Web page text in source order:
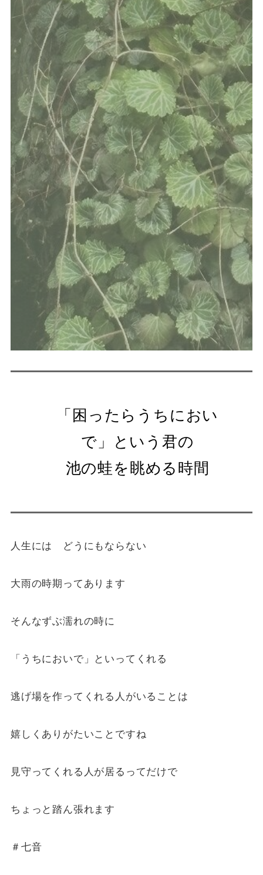
「困ったらうちにおい
で」という君の
池の蛙を眺める時間
人生には どうにもならない
大雨の時期ってあります
そんなずぶ濡れの時に
「うちにおいで」といってくれる
逃げ場を作ってくれる人がいることは
嬉しくありがたいことですね
見守ってくれる人が居るってだけで
ちょっと踏ん張れます
＃七音